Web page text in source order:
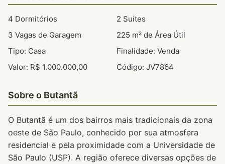
4 Dormitórios
2 Suítes
3 Vagas de Garagem
225 m² de Área Útil
Tipo: Casa
Finalidade: Venda
Valor: R$ 1.000.000,00
Código: JV7864
Sobre o Butantã
O Butantã é um dos bairros mais tradicionais da zona
oeste de São Paulo, conhecido por sua atmosfera
residencial e pela proximidade com a Universidade de
São Paulo (USP). A região oferece diversas opções de